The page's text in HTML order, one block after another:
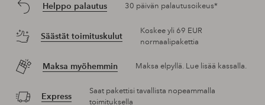
Helppo palautus 30 päivän palautusoikeus*
Säästät toimituskulut
Koskee yli 69 EUR
normaalipakettia
Maksa myöhemmin Maksa elpyllä. Lue lisää kassalla.
Express
Saat pakettisi tavallista nopeammalla
toimituksella